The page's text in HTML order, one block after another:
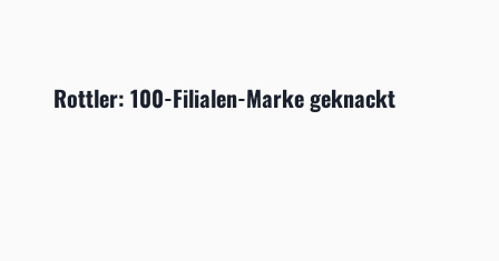
Rottler: 100-Filialen-Marke geknackt